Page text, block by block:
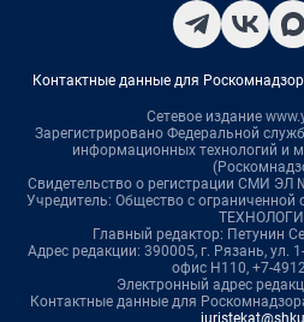
Контактные данные для
Сетевое издание
Зарегистрировано Федеральной
информационных технологий и
Свидетельство о регистрации СМИ ЭЛ
Учредитель: Общество с
Главный редактор: Петунин
Адрес редакции: 390005, г. Рязань, ул.
офис Н110, +7-
Электронный адрес
Контактные данные для